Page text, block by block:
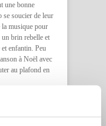
une bonne
se soucier de leur
la musique pour
brin rebelle et
enfantin. Peu
à Noël avec
au plafond en